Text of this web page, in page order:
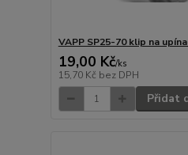
VAPP SP25-70 klip na
19,00 Kč/ks
15,70 Kč bez DPH
Přidat